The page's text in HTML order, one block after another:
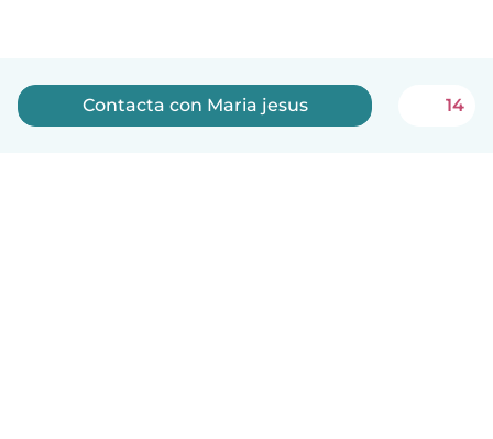
Contacta con Maria jesus 14